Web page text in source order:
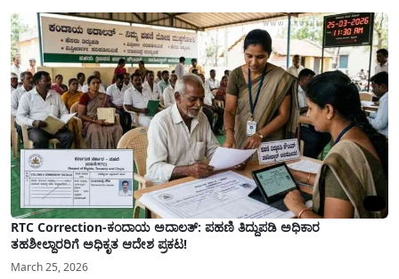
RTC Correction-ಕಂದಾಯ ಅದಾಲತ್: ಪಹಣಿ ತಿದ್ದುಪಡಿ ಅಧಿಕಾರ
ತಹಶೀಲ್ದಾರರಿಗೆ ಅಧಿಕೃತ ಆದೇಶ ಪ್ರಕಟ!
March 25, 2026